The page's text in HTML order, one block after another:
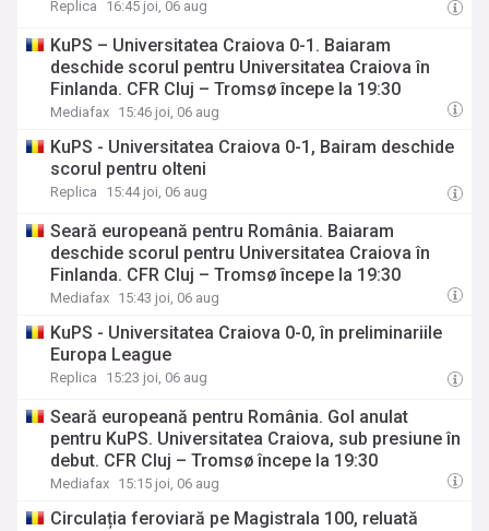
Replica 16:45 joi, 06 aug
KuPS – Universitatea Craiova 0-1. Baiaram
deschide scorul pentru Universitatea Craiova în
Finlanda. CFR Cluj – Tromsø începe la 19:30
Mediafax 15:46 joi, 06 aug
KuPS - Universitatea Craiova 0-1, Bairam deschide
scorul pentru olteni
Replica 15:44 joi, 06 aug
Seară europeană pentru România. Baiaram
deschide scorul pentru Universitatea Craiova în
Finlanda. CFR Cluj – Tromsø începe la 19:30
Mediafax 15:43 joi, 06 aug
KuPS - Universitatea Craiova 0-0, în preliminariile
Europa League
Replica 15:23 joi, 06 aug
Seară europeană pentru România. Gol anulat
pentru KuPS. Universitatea Craiova, sub presiune în
debut. CFR Cluj – Tromsø începe la 19:30
Mediafax 15:15 joi, 06 aug
Circulația feroviară pe Magistrala 100, reluată